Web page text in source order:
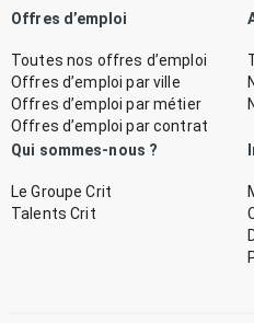
Offres d’emploi
Toutes nos offres d’emploi
Offres d’emploi par ville
Offres d’emploi par métier
Offres d’emploi par contrat
Qui sommes-nous ?
Le Groupe Crit
Talents Crit